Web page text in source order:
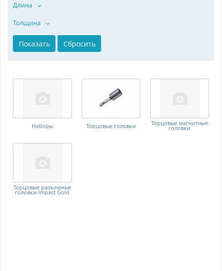
Длина
Толщина
Наборы Торцовые головки Торцовые магнитные
головки
Торцовые разъемные
головки Impact Gold